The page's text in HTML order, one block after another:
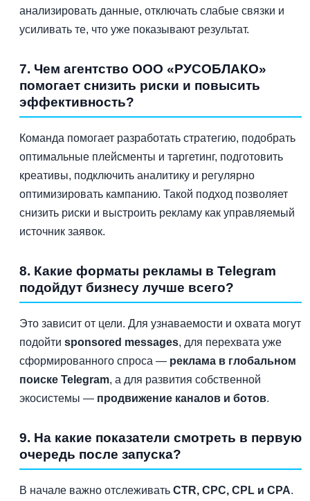
анализировать данные, отключать слабые связки и
усиливать те, что уже показывают результат.
7. Чем агентство ООО «РУСОБЛАКО»
помогает снизить риски и повысить
эффективность?
Команда помогает разработать стратегию, подобрать
оптимальные плейсменты и таргетинг, подготовить
креативы, подключить аналитику и регулярно
оптимизировать кампанию. Такой подход позволяет
снизить риски и выстроить рекламу как управляемый
источник заявок.
8. Какие форматы рекламы в Telegram
подойдут бизнесу лучше всего?
Это зависит от цели. Для узнаваемости и охвата могут
подойти sponsored messages, для перехвата уже
сформированного спроса — реклама в глобальном
поиске Telegram, а для развития собственной
экосистемы — продвижение каналов и ботов.
9. На какие показатели смотреть в первую
очередь после запуска?
В начале важно отслеживать CTR, CPC, CPL и CPA.